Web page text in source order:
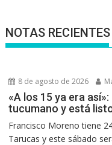
NOTAS RECIENTES
8 de agosto de 2026
«A los 15 ya era
tucumano y está
Francisco Moreno tiene
Tarucas y este sábado